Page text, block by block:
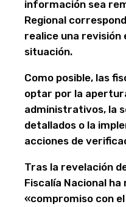
información sea
Regional
realice una revisión
situación.
Como posible, las
optar por la
administrativos, la
detallados o la
acciones de
Tras la revelación
Fiscalía Nacional
«compromiso con